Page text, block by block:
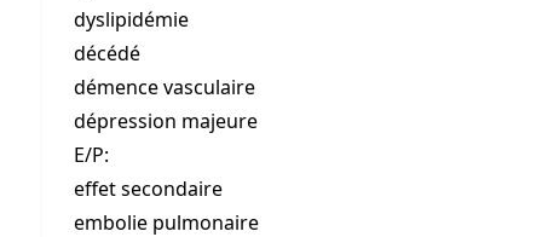
dyslipidémie
décédé
démence vasculaire
dépression majeure
E/P:
effet secondaire
embolie pulmonaire